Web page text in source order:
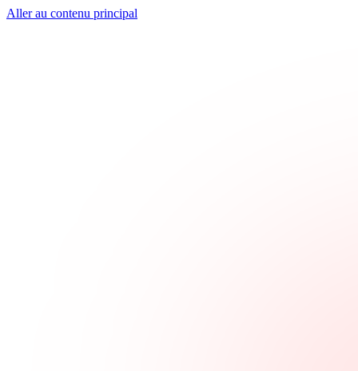
Aller au contenu principal